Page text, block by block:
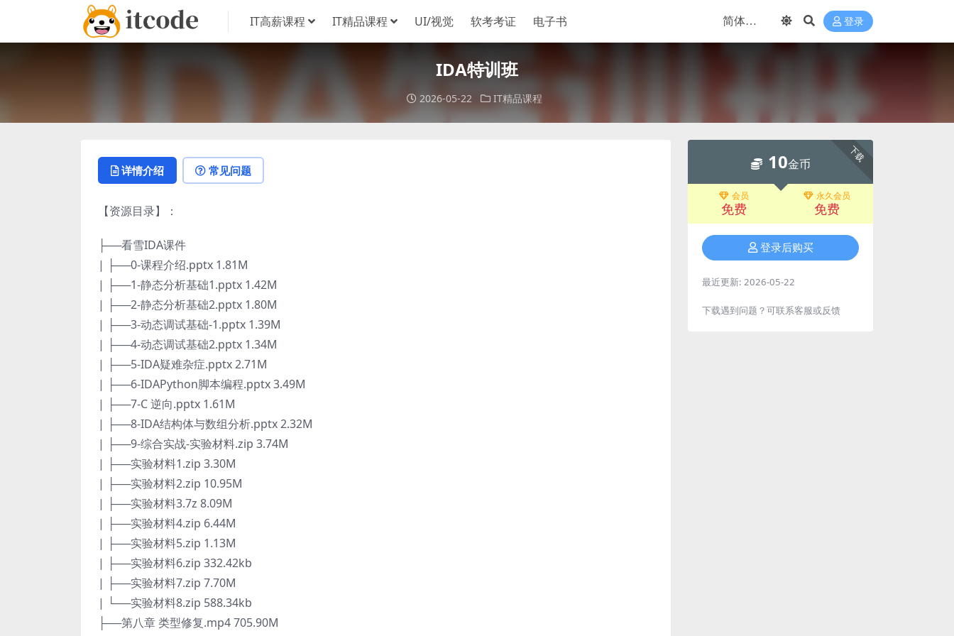
IT高薪课程 IT精品课程 UI/视觉 软考考证 电子书 登录
IDA特训班
2026-05-22 IT精品课程
详情介绍 常见问题
【资源目录】：
├──看雪IDA课件
| ├──0-课程介绍.pptx 1.81M
| ├──1-静态分析基础1.pptx 1.42M
| ├──2-静态分析基础2.pptx 1.80M
| ├──3-动态调试基础-1.pptx 1.39M
| ├──4-动态调试基础2.pptx 1.34M
| ├──5-IDA疑难杂症.pptx 2.71M
| ├──6-IDAPython脚本编程.pptx 3.49M
| ├──7-C 逆向.pptx 1.61M
| ├──8-IDA结构体与数组分析.pptx 2.32M
| ├──9-综合实战-实验材料.zip 3.74M
| ├──实验材料1.zip 3.30M
| ├──实验材料2.zip 10.95M
| ├──实验材料3.7z 8.09M
| ├──实验材料4.zip 6.44M
| ├──实验材料5.zip 1.13M
| ├──实验材料6.zip 332.42kb
| ├──实验材料7.zip 7.70M
| └──实验材料8.zip 588.34kb
├──第八章 类型修复.mp4 705.90M
下载
10金币
会员
免费
永久会员
免费
登录后购买
最近更新: 2026-05-22
下载遇到问题？可联系客服或反馈